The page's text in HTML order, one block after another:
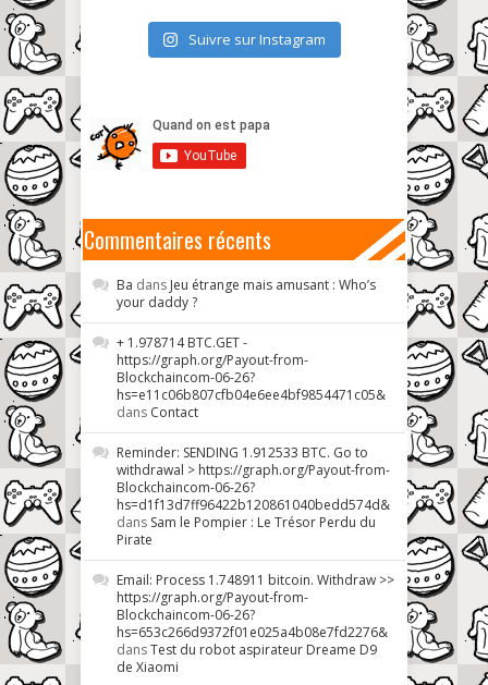
Suivre sur Instagram
Commentaires récents
Ba dans Jeu étrange mais amusant : Who’s
your daddy ?
+ 1.978714 BTC.GET -
https://graph.org/Payout-from-
Blockchaincom-06-26?
hs=e11c06b807cfb04e6ee4bf9854471c05&
dans Contact
Reminder: SENDING 1.912533 BTC. Go to
withdrawal > https://graph.org/Payout-from-
Blockchaincom-06-26?
hs=d1f13d7ff96422b120861040bedd574d&
dans Sam le Pompier : Le Trésor Perdu du
Pirate
Email: Process 1.748911 bitcoin. Withdraw >>
https://graph.org/Payout-from-
Blockchaincom-06-26?
hs=653c266d9372f01e025a4b08e7fd2276&
dansTest du robot aspirateur Dreame D9
de Xiaomi